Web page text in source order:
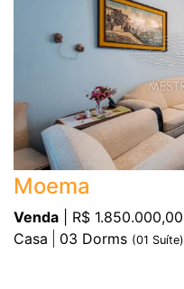
Moema
Venda | R$ 1.850.000,00
Casa
03 Dorms (01 Suíte)